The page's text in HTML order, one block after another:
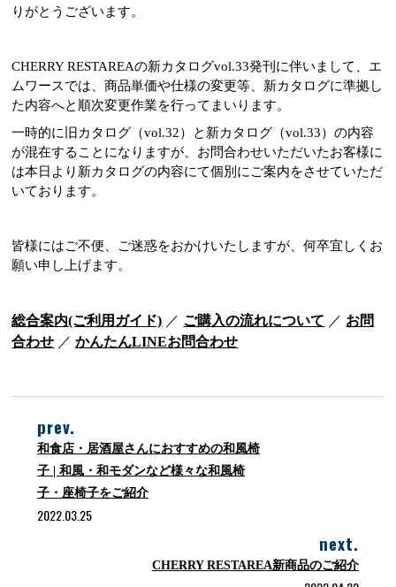
りがとうございます。
CHERRY RESTAREAの新カタログvol.33発刊に伴いまして、エ
ムワースでは、商品単価や仕様の変更等、新カタログに準拠し
た内容へと順次変更作業を行ってまいります。
一時的に旧カタログ（vol.32）と新カタログ（vol.33）の内容
が混在することになりますが、お問合わせいただいたお客様に
は本日より新カタログの内容にて個別にご案内をさせていただ
いております。
皆様にはご不便、ご迷惑をおかけいたしますが、何卒宜しくお
願い申し上げます。
総合案内(ご利用ガイド) ／ ご購入の流れについて ／ お問
合わせ ／かんたんLINEお問合わせ
prev.
和食店・居酒屋さんにおすすめの和風椅
子 | 和風・和モダンなど様々な和風椅
子・座椅子をご紹介
2022.03.25
next.
CHERRY RESTAREA新商品のご紹介